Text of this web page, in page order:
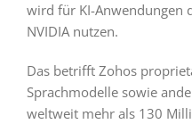
wird für KI-Anwendungen
NVIDIA nutzen.
Das betrifft Zohos
Sprachmodelle sowie
weltweit mehr als 130